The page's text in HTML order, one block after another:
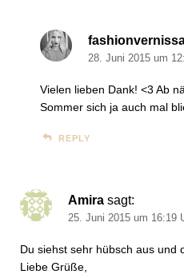
28. Juni 2015 um
Vielen lieben Dank! <3 Ab
Sommer sich ja auch mal
REPLY
Amira sagt:
25. Juni 2015 um 16:19
Du siehst sehr hübsch aus und
Liebe Grüße,